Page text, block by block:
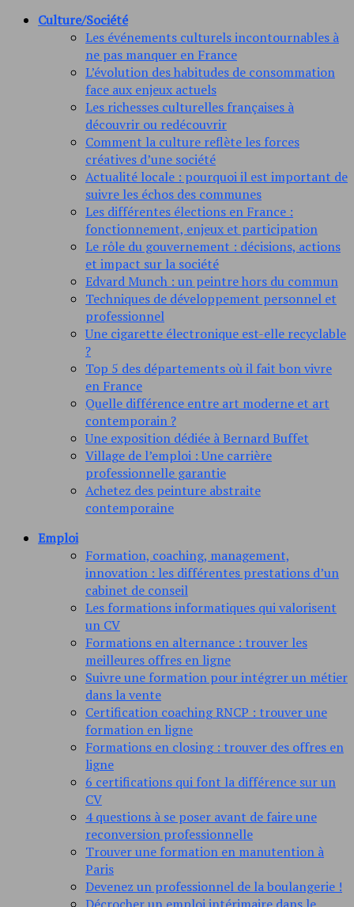
Culture/Société
Les événements culturels incontournables à
ne pas manquer en France
L’évolution des habitudes de consommation
face aux enjeux actuels
Les richesses culturelles françaises à
découvrir ou redécouvrir
Comment la culture reflète les forces
créatives d’une société
Actualité locale : pourquoi il est important de
suivre les échos des communes
Les différentes élections en France :
fonctionnement, enjeux et participation
Le rôle du gouvernement : décisions, actions
et impact sur la société
Edvard Munch : un peintre hors du commun
Techniques de développement personnel et
professionnel
Une cigarette électronique est-elle recyclable
?
Top 5 des départements où il fait bon vivre
en France
Quelle différence entre art moderne et art
contemporain ?
Une exposition dédiée à Bernard Buffet
Village de l’emploi : Une carrière
professionnelle garantie
Achetez des peinture abstraite
contemporaine
Emploi
Formation, coaching, management,
innovation : les différentes prestations d’un
cabinet de conseil
Les formations informatiques qui valorisent
un CV
Formations en alternance : trouver les
meilleures offres en ligne
Suivre une formation pour intégrer un métier
dans la vente
Certification coaching RNCP : trouver une
formation en ligne
Formations en closing : trouver des offres en
ligne
6 certifications qui font la différence sur un
CV
4 questions à se poser avant de faire une
reconversion professionnelle
Trouver une formation en manutention à
Paris
Devenez un professionnel de la boulangerie !